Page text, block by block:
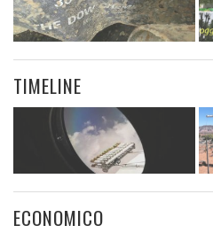
TIMELINE
ECONOMICO